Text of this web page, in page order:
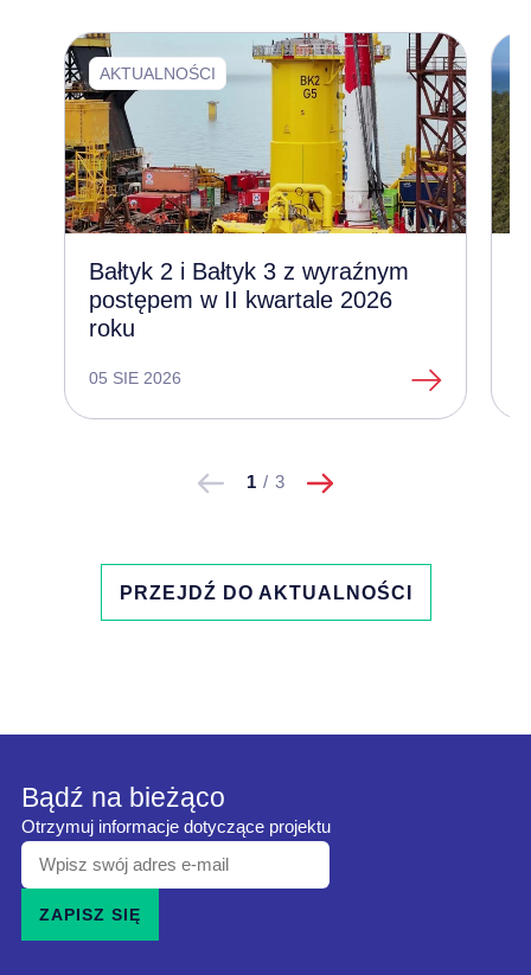
AKTUALNOŚCI
Bałtyk 2 i Bałtyk 3 z wyraźnym
postępem w II kwartale 2026
roku
05 SIE 2026
Pokaż 1 / 3
Pokaż
PRZEJDŹ DO AKTUALNOŚCI
Bądź na bieżąco
Otrzymuj informacje dotyczące projektu
Wpisz
swój
adres
ZAPISZ SIĘ